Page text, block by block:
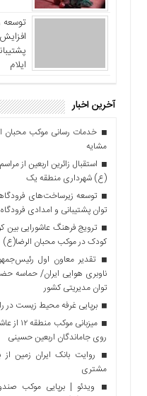
ایلام
آخرین اخبار
مشایه
استقبال زائرین اربعین از
(ع) شهرداری منطقه یک
توسعه زیرساخت‌های
توان پشتیبانی و امدادی
ترویج فرهنگ عاشورایی بین
کودک در موکب محبان الرضا(ع)
تقدیر معاون اول
ناوبری هوایی ایران/ حماسه
توان مدیریتی کشور
برپایی غرفه محیط زیست در
روی جاماندگان اربعین حسینی
روایت بانک ایران زمین از
مشتری
ویدئو | برپایی موکب